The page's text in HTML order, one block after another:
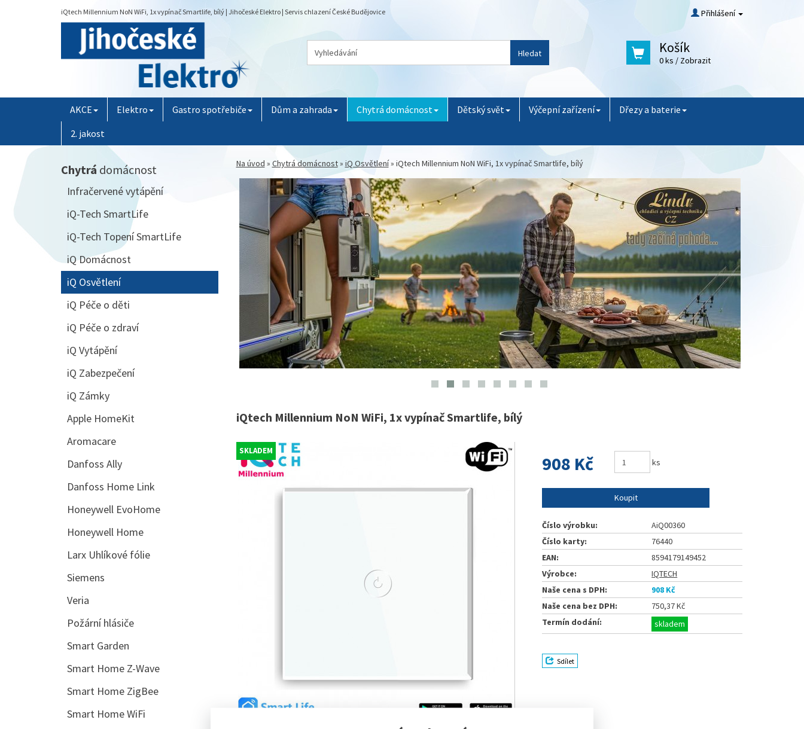
iQtech Millennium NoN WiFi, 1x vypínač Smartlife, bílý | Jihočeské Elektro | Servis chlazení České Budějovice Přihlášení
Hledat Košík
0 ks / Zobrazit
AKCE Elektro Gastro spotřebiče Dům a zahrada Chytrá domácnost Dětský svět Výčepní zařízení
Dřezy a baterie
2. jakost
Na úvod » Chytrá domácnost» iQ Osvětlení» iQtech Millennium NoN WiFi, 1x vypínač Smartlife, bílý
iQtech Millennium NoN WiFi, 1x vypínač Smartlife, bílý
SKLADEM
908 Kč ks
Koupit
Číslo výrobku:
AiQ00360
Číslo karty:
76440
EAN:
8594179149452
Výrobce:
IQTECH
Naše cena s DPH:
908 Kč
Naše cena bez DPH:
750,37 Kč
Termín dodání:
skladem
Sdílet
Chytrá domácnost
Infračervené vytápění
iQ-Tech SmartLife
iQ-Tech Topení SmartLife
iQ Domácnost
iQ Osvětlení
iQ Péče o děti
iQ Péče o zdraví
iQ Vytápění
iQ Zabezpečení
iQ Zámky
Apple HomeKit
Aromacare
Danfoss Ally
Danfoss Home Link
Honeywell EvoHome
Honeywell Home
Larx Uhlíkové fólie
Siemens
Veria
Požární hlásiče
Smart Garden
Smart Home Z-Wave
Smart Home ZigBee
Smart Home WiFi